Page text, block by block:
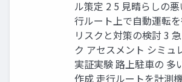
ル策定 2 5 見晴らしの
行ルート上で自動運転
リスクと対策の検討 3
ク アセスメント シミュ
実証実験 路上駐車の 多
作成 走行ルートを計測